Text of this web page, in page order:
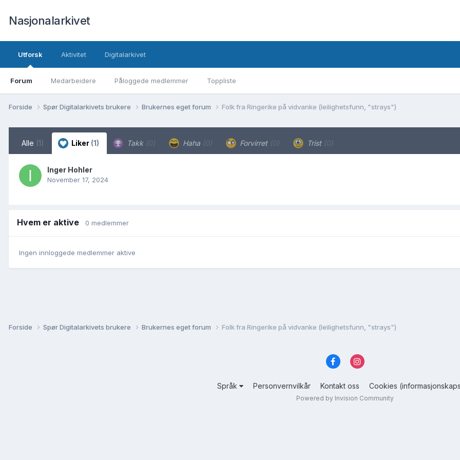
Nasjonalarkivet
Utforsk
Forum Medarbeidere Påloggede medlemmer Toppliste
Aktivitet Digitalarkivet
Forside Spør Digitalarkivets brukere Brukernes eget forum Folk fra Ringerike på vidvanke (leilighetsfunn, "strays")
Alle (1) Liker (1) Takk (0) Haha (0) Forvirret (0) Trist (0)
Inger Hohler
November 17, 2024
Hvem er aktive 0 medlemmer
Ingen innloggede medlemmer aktive
Forside Spør Digitalarkivets brukere Brukernes eget forum Folk fra Ringerike på vidvanke (leilighetsfunn, "strays")
Språk Personvernvilkår Kontakt oss Cookies
Powered by Invision Community